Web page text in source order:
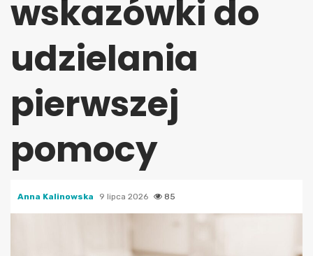
wskazówki do
udzielania
pierwszej
pomocy
Anna Kalinowska 9 lipca 2026 85